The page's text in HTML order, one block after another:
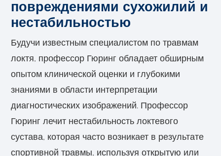
повреждениями сухожилий и
нестабильностью
Будучи известным специалистом по травмам
локтя, профессор Гюринг обладает обширным
опытом клинической оценки и глубокими
знаниями в области интерпретации
диагностических изображений. Профессор
Гюринг лечит нестабильность локтевого
сустава, которая часто возникает в результате
спортивной травмы, используя открытую или